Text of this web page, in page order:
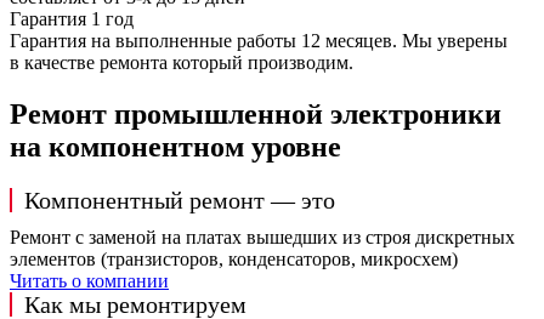
Гарантия 1 год
Гарантия на выполненные работы 12 месяцев. Мы уверены
в качестве ремонта который производим.
Ремонт промышленной электроники
на компонентном уровне
Компонентный ремонт — это
Ремонт с заменой на платах вышедших из строя дискретных
элементов (транзисторов, конденсаторов, микросхем)
Читать о компании
Как мы ремонтируем